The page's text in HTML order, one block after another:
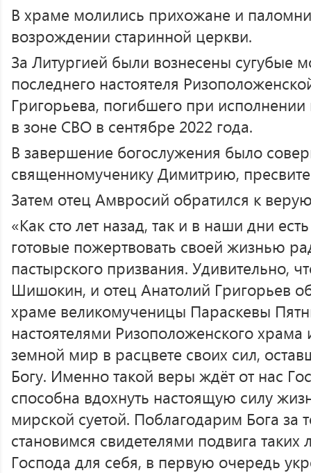
В храме молились прихожане и
возрождении старинной церкви.
За Литургией были вознесены сугубые
последнего настоятеля
Григорьева, погибшего при исполнении
в зоне СВО в сентябре 2022 года.
В завершение богослужения было
священномученику Димитрию,
Затем отец Амвросий обратился к
«Как сто лет назад, так и в наши дни
готовые пожертвовать своей жизнью
пастырского призвания. Удивительно,
Шишокин, и отец Анатолий Григорьев
храме великомученицы Параскевы
настоятелями Ризоположенского храма
земной мир в расцвете своих сил,
Богу. Именно такой веры ждёт от нас
способна вдохнуть настоящую силу
мирской суетой. Поблагодарим Бога за
становимся свидетелями подвига
Господа для себя, в первую очередь